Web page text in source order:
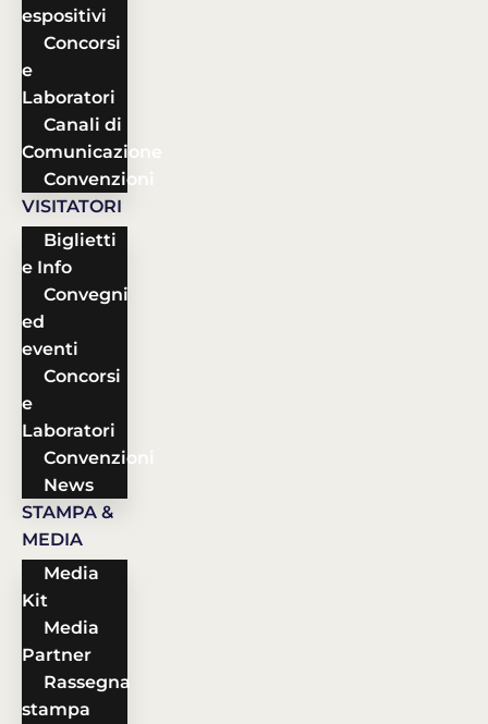
espositivi
Concorsi
e
Laboratori
Canali di
Comunicazione
Convenzioni
VISITATORI
Biglietti
e Info
Convegni
ed
eventi
Concorsi
e
Laboratori
Convenzioni
News
STAMPA &
MEDIA
Media
Kit
Media
Partner
Rassegna
stampa